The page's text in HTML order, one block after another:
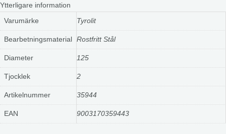
Ytterligare information
Varumärke Tyrolit
Bearbetningsmaterial Rostfritt Stål
Diameter 125
Tjocklek 2
Artikelnummer 35944
EAN 9003170359443